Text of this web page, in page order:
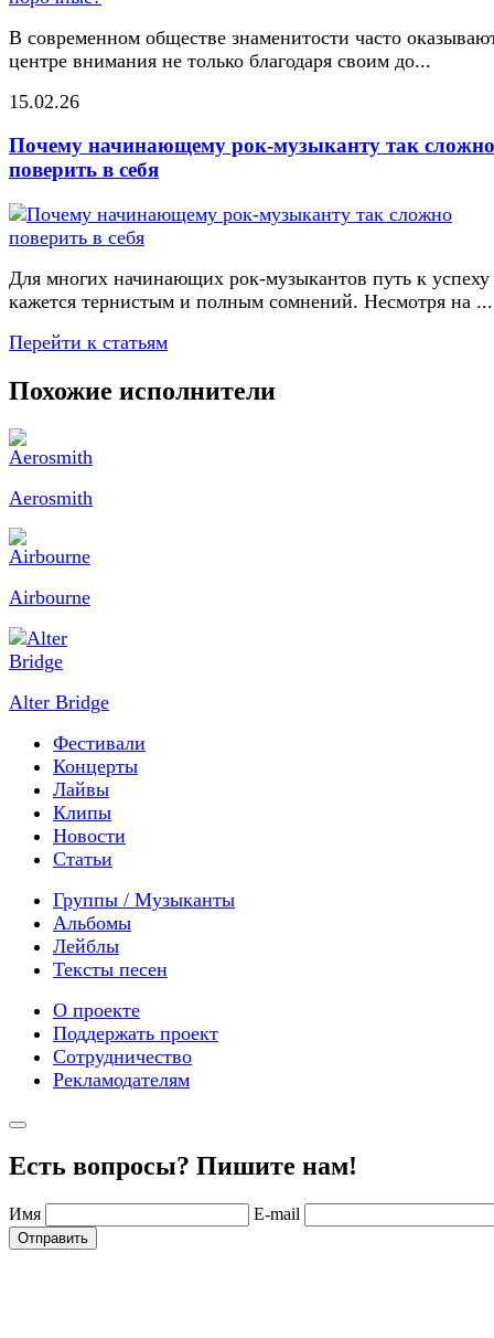
В современном обществе знаменитости часто
центре внимания не только благодаря своим до...
15.02.26
Почему начинающему рок-музыканту так сложно
поверить в себя
Для многих начинающих рок-музыкантов путь к успеху
кажется тернистым и полным сомнений. Несмотря на ...
Перейти к статьям
Похожие исполнители
Aerosmith
Airbourne
Alter Bridge
Фестивали
Концерты
Лайвы
Клипы
Новости
Статьи
Группы / Музыканты
Альбомы
Лейблы
Тексты песен
О проекте
Поддержать проект
Сотрудничество
Рекламодателям
Есть вопросы? Пишите нам!
Имя E-mail